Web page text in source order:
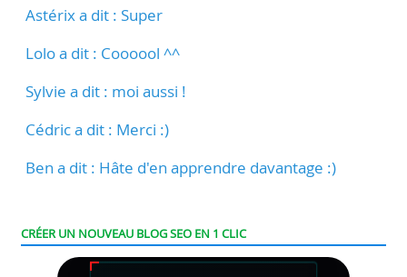
Astérix a dit : Super
Lolo a dit : Coooool ^^
Sylvie a dit : moi aussi !
Cédric a dit : Merci :)
Ben a dit : Hâte d'en apprendre davantage :)
CRÉER UN NOUVEAU BLOG SEO EN 1 CLIC